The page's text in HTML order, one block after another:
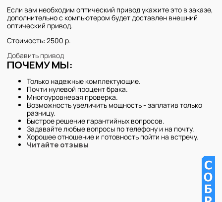
Если вам необходим оптический привод укажите это в заказе,
дополнительно с компьютером будет доставлен внешний
оптический привод.
Стоимость: 2500 р.
Добавить привод
ПОЧЕМУ МЫ:
Только надежные комплектующие.
Почти нулевой процент брака.
Многоуровневая проверка.
Возможность увеличить мощность - заплатив только
разницу.
Быстрое решение гарантийных вопросов.
Задавайте любые вопросы по телефону и на почту.
Хорошее отношение и готовность пойти на встречу.
Читайте отзывы